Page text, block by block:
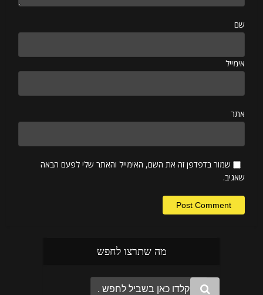
שם
אימייל
אתר
שמור בדפדפן זה את השם, האימייל והאתר שלי לפעם הבאה
שאגיב.
מה שתרצו לחפש